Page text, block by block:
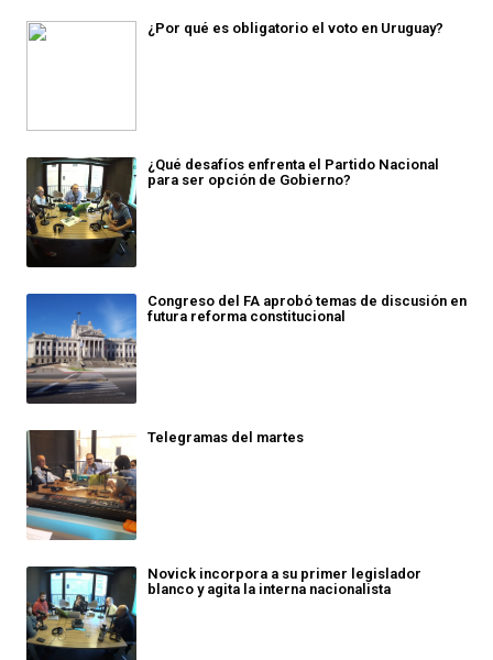
¿Por qué es obligatorio el voto en Uruguay?
¿Qué desafíos enfrenta el Partido Nacional
para ser opción de Gobierno?
Congreso del FA aprobó temas de discusión en
futura reforma constitucional
Telegramas del martes
Novick incorpora a su primer legislador
blanco y agita la interna nacionalista